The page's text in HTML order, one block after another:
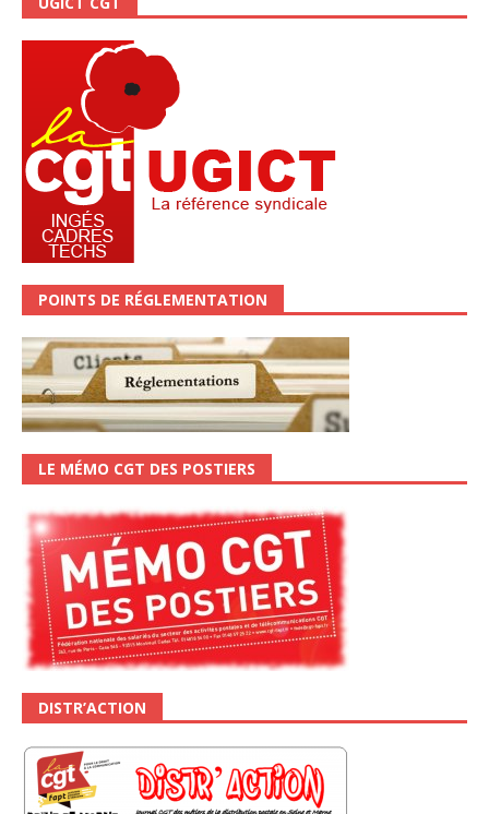
POINTS DE RÉGLEMENTATION
LE MÉMO CGT DES POSTIERS
DISTR’ACTION